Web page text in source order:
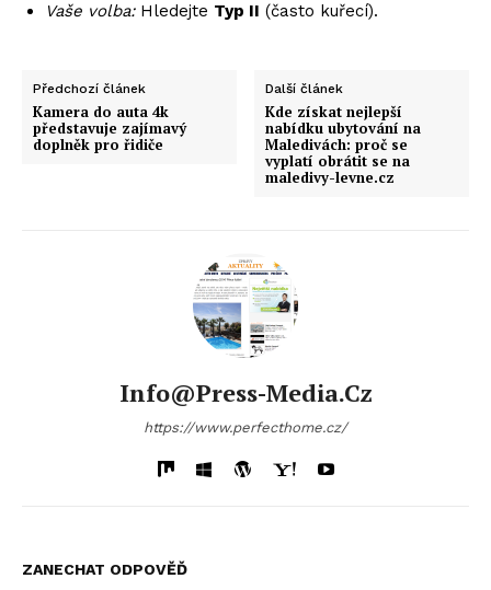
Vaše volba:Hledejte Typ II (často kuřecí).
Předchozí článek
Kamera do auta 4k
představuje zajímavý
doplněk pro řidiče
Další článek
Kde získat nejlepší
nabídku ubytování na
Maledivách: proč se
vyplatí obrátit se na
maledivy-levne.cz
Info@press-Media.cz
https://www.perfecthome.cz/
ZANECHAT ODPOVĚĎ